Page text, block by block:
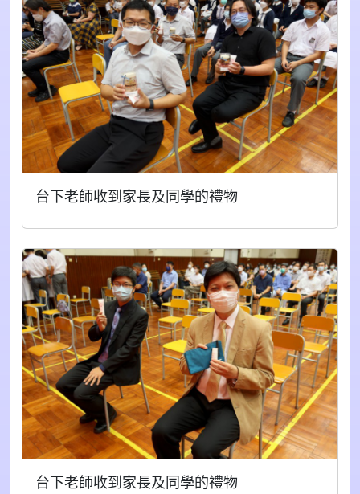
台下老師收到家長及同學的禮物
台下老師收到家長及同學的禮物